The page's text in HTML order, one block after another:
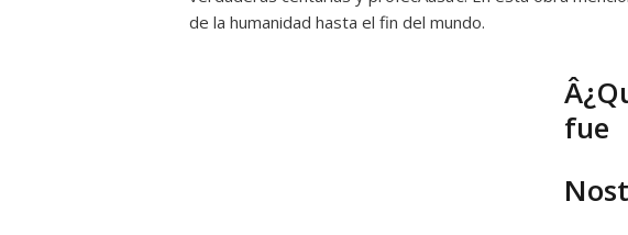
de la humanidad hasta el fin del mundo.
fue